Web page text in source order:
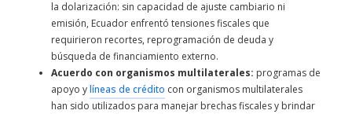
la dolarización: sin capacidad de ajuste cambiario ni
emisión, Ecuador enfrentó tensiones fiscales que
requirieron recortes, reprogramación de deuda y
búsqueda de financiamiento externo.
Acuerdo con organismos multilaterales: programas de
apoyo ylíneas de crédito con organismos multilaterales
han sido utilizados para manejar brechas fiscales y brindar